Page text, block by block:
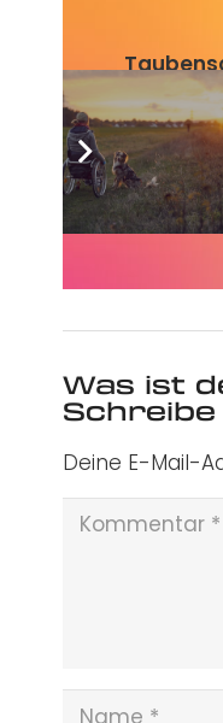
3 € im
Jetzt
Was ist
Deine E-Mail-